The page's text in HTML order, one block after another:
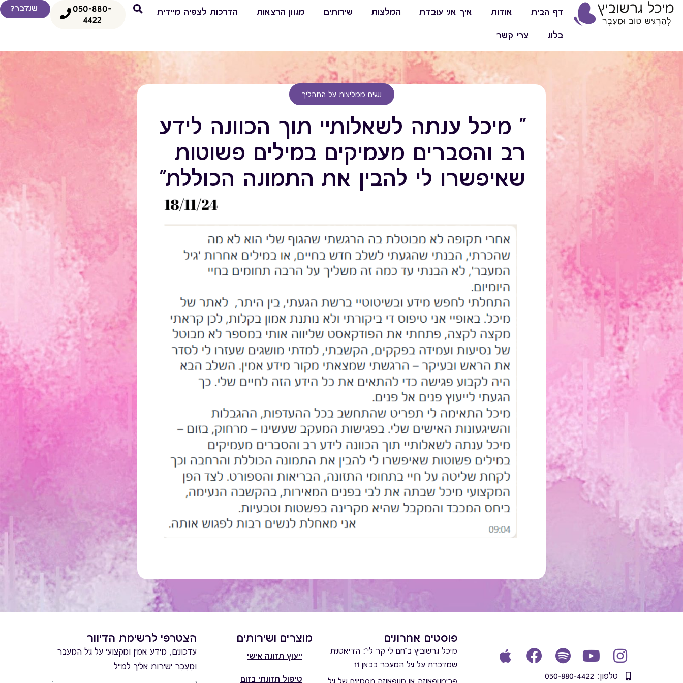
דף הבית אודות איך אני עובדת המלצות שירותים מגוון הרצאות הדרכות לצפיה מיידית
בלוג צרי קשר
050-880-
4422
שנדבר?
נשים ממליצות על התהליך
" מיכל ענתה לשאלותיי תוך הכוונה לידע
רב והסברים מעמיקים במילים פשוטות
שאיפשרו לי להבין את התמונה הכוללת"
טלפון: 050-880-4422
פוסטים אחרונים
מיכל גרשוביץ ב"חם לי קר לי": הדיאטנית
שמדברת על גיל המעבר בכאן 11
מוצרים ושירותים
ייעוץ תזונה אישי
טיפול תזונתי בזום
הצטרפי לרשימת הדיוור
עדכונים, מידע אמין ומקצועי על גיל המעבר
וּמֵעֵבֶר ישירות אליך למייל